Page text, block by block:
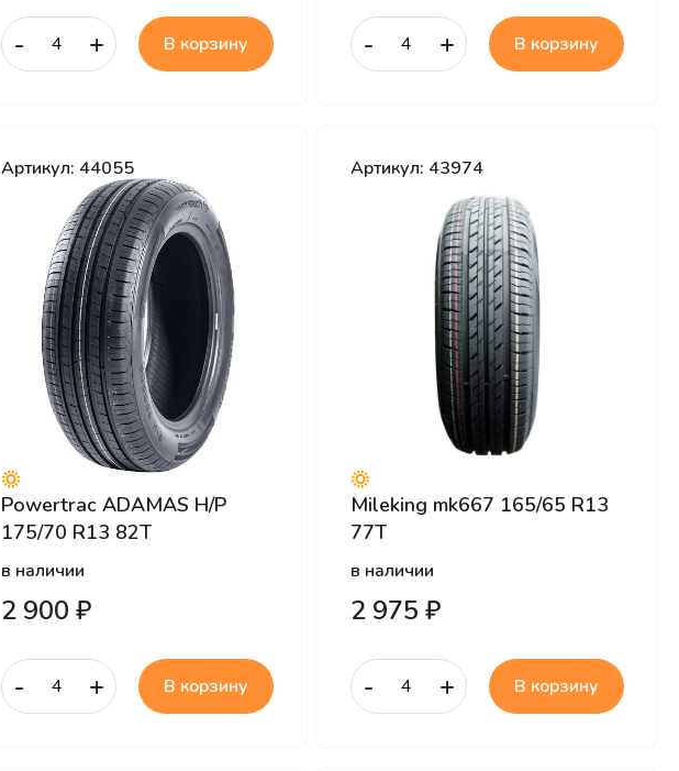
- + В корзину - + В корзину
Артикул: 44055
Powertrac ADAMAS H/P
175/70 R13 82T
в наличии
2 900 ₽
- + В корзину
Артикул: 43974
Mileking mk667 165/65 R13
77T
в наличии
2 975 ₽
- + В корзину